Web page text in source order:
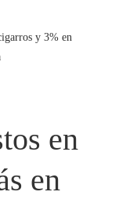
y 3% en
en
en